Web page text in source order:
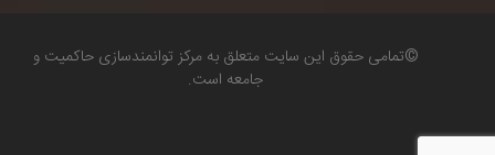
©تمامی حقوق این سایت متعلق به مرکز توانمندسازی حاکمیت و
جامعه است.